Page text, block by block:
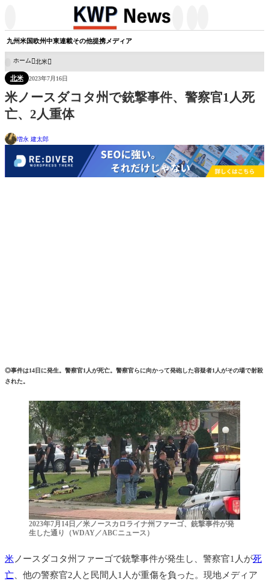
九州米国欧州中東連載その他提携メディア
ホーム 北米
北米 2023年7月16日
米ノースダコタ州で銃撃事件、警察官1人死
亡、2人重体
増永 建太郎
◎事件は14日に発生。警察官1人が死亡。警察官らに向かって発砲した容疑者1人がその場で射殺
された。
2023年7月14日／米ノースカロライナ州ファーゴ、銃撃事件が発
生した通り（WDAY／ABCニュース）
米 ノースダコタ州ファーゴで銃撃事件が発生し、警察官1人が死
亡 、他の警察官2人と民間人1人が重傷を負った。現地メディア